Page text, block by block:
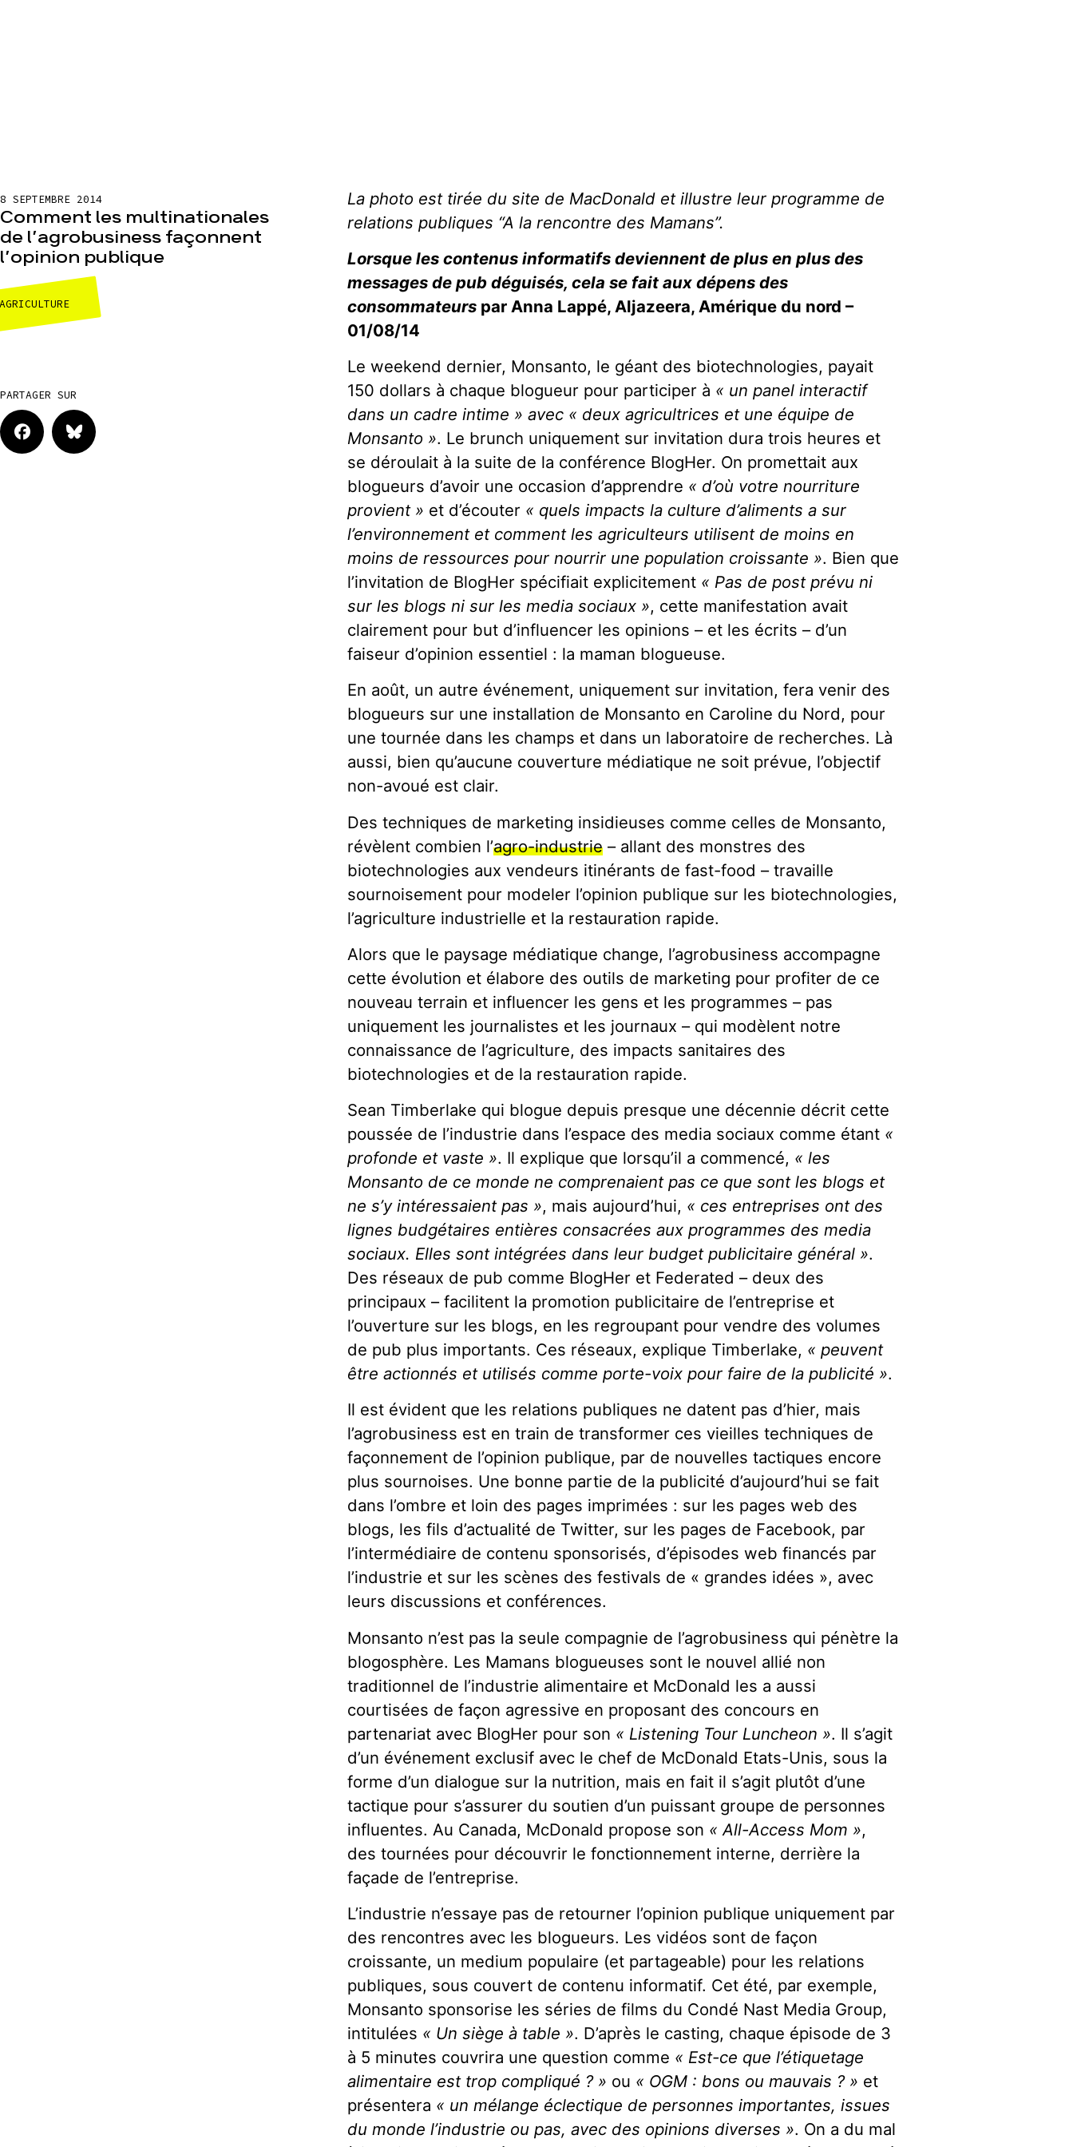
8 SEPTEMBRE 2014
Comment les multinationales
de l’agrobusiness façonnent
l’opinion publique
PARTAGER SUR
La photo est tirée du site de MacDonald et illustre leur programme de
relations publiques “A la rencontre des Mamans”.
Lorsque les contenus informatifs deviennent de plus en plus des
messages de pub déguisés, cela se fait aux dépens des
consommateurs par Anna Lappé, Aljazeera, Amérique du nord –
01/08/14
Le weekend dernier, Monsanto, le géant des biotechnologies, payait
150 dollars à chaque blogueur pour participer à « un panel interactif
dans un cadre intime » avec « deux agricultrices et une équipe de
Monsanto ». Le brunch uniquement sur invitation dura trois heures et
se déroulait à la suite de la conférence BlogHer. On promettait aux
blogueurs d’avoir une occasion d’apprendre « d’où votre nourriture
provient » et d’écouter « quels impacts la culture d’aliments a sur
l’environnement et comment les agriculteurs utilisent de moins en
moins de ressources pour nourrir une population croissante ». Bien que
l’invitation de BlogHer spécifiait explicitement « Pas de post prévu ni
sur les blogs ni sur les media sociaux », cette manifestation avait
clairement pour but d’influencer les opinions – et les écrits – d’un
faiseur d’opinion essentiel : la maman blogueuse.
En août, un autre événement, uniquement sur invitation, fera venir des
blogueurs sur une installation de Monsanto en Caroline du Nord, pour
une tournée dans les champs et dans un laboratoire de recherches. Là
aussi, bien qu’aucune couverture médiatique ne soit prévue, l’objectif
non-avoué est clair.
Des techniques de marketing insidieuses comme celles de Monsanto,
révèlent combien l’agro-industrie – allant des monstres des
biotechnologies aux vendeurs itinérants de fast-food – travaille
sournoisement pour modeler l’opinion publique sur les biotechnologies,
l’agriculture industrielle et la restauration rapide.
Alors que le paysage médiatique change, l’agrobusiness accompagne
cette évolution et élabore des outils de marketing pour profiter de ce
nouveau terrain et influencer les gens et les programmes – pas
uniquement les journalistes et les journaux – qui modèlent notre
connaissance de l’agriculture, des impacts sanitaires des
biotechnologies et de la restauration rapide.
Sean Timberlake qui blogue depuis presque une décennie décrit cette
poussée de l’industrie dans l’espace des media sociaux comme étant «
profonde et vaste ». Il explique que lorsqu’il a commencé, « les
Monsanto de ce monde ne comprenaient pas ce que sont les blogs et
ne s’y intéressaient pas », mais aujourd’hui, « ces entreprises ont des
lignes budgétaires entières consacrées aux programmes des media
sociaux. Elles sont intégrées dans leur budget publicitaire général ».
Des réseaux de pub comme BlogHer et Federated – deux des
principaux – facilitent la promotion publicitaire de l’entreprise et
l’ouverture sur les blogs, en les regroupant pour vendre des volumes
de pub plus importants. Ces réseaux, explique Timberlake, « peuvent
être actionnés et utilisés comme porte-voix pour faire de la publicité ».
Il est évident que les relations publiques ne datent pas d’hier, mais
l’agrobusiness est en train de transformer ces vieilles techniques de
façonnement de l’opinion publique, par de nouvelles tactiques encore
plus sournoises. Une bonne partie de la publicité d’aujourd’hui se fait
dans l’ombre et loin des pages imprimées : sur les pages web des
blogs, les fils d’actualité de Twitter, sur les pages de Facebook, par
l’intermédiaire de contenu sponsorisés, d’épisodes web financés par
l’industrie et sur les scènes des festivals de « grandes idées », avec
leurs discussions et conférences.
Monsanto n’est pas la seule compagnie de l’agrobusiness qui pénètre la
blogosphère. Les Mamans blogueuses sont le nouvel allié non
traditionnel de l’industrie alimentaire et McDonald les a aussi
courtisées de façon agressive en proposant des concours en
partenariat avec BlogHer pour son « Listening Tour Luncheon ». Il s’agit
d’un événement exclusif avec le chef de McDonald Etats-Unis, sous la
forme d’un dialogue sur la nutrition, mais en fait il s’agit plutôt d’une
tactique pour s’assurer du soutien d’un puissant groupe de personnes
influentes. Au Canada, McDonald propose son « All-Access Mom »,
des tournées pour découvrir le fonctionnement interne, derrière la
façade de l’entreprise.
L’industrie n’essaye pas de retourner l’opinion publique uniquement par
des rencontres avec les blogueurs. Les vidéos sont de façon
croissante, un medium populaire (et partageable) pour les relations
publiques, sous couvert de contenu informatif. Cet été, par exemple,
Monsanto sponsorise les séries de films du Condé Nast Media Group,
intitulées « Un siège à table ». D’après le casting, chaque épisode de 3
à 5 minutes couvrira une question comme « Est-ce que l’étiquetage
alimentaire est trop compliqué ? » ou « OGM : bons ou mauvais ? » et
présentera « un mélange éclectique de personnes importantes, issues
du monde l’industrie ou pas, avec des opinions diverses ». On a du mal